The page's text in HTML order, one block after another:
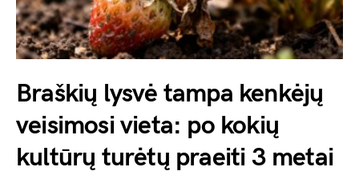
Braškių lysvė tampa kenkėjų
veisimosi vieta: po kokių
kultūrų turėtų praeiti 3 metai